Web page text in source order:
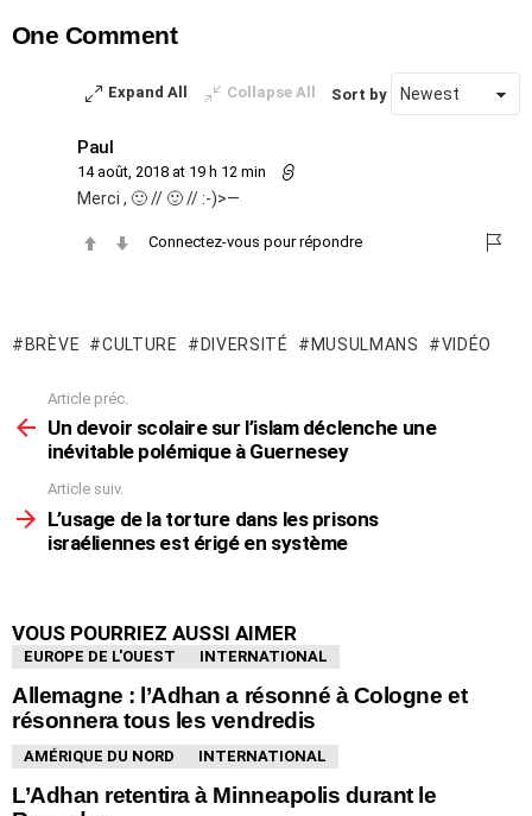
commentaire
One Comment
Expand All Collapse All Sort by
Paul
14 août, 2018 at 19 h 12 min
Merci , 🙂 // 🙂 // :-)>—
Connectez-vous pour répondre
BRÈVE CULTURE DIVERSITÉ MUSULMANS VIDÉO
voir
Article préc.
Un devoir scolaire sur l’islam déclenche une
inévitable polémique à Guernesey
Article suiv.
L’usage de la torture dans les prisons
israéliennes est érigé en système
VOUS POURRIEZ AUSSI AIMER
EUROPE DE L'OUEST INTERNATIONAL
Allemagne : l’Adhan a résonné à Cologne et
résonnera tous les vendredis
AMÉRIQUE DU NORD INTERNATIONAL
L’Adhan retentira à Minneapolis durant le